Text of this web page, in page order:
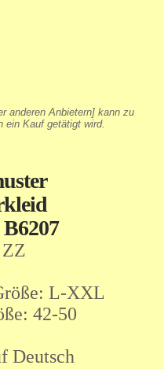
anderen Anbietern] kann zu
ein Kauf getätigt wird.
ZZ
L-XXL
42-50
Deutsch